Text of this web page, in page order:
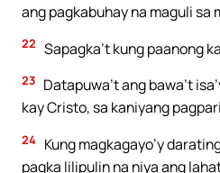
ang pagkabuhay na maguli sa
22 Sapagka’t kung paanong
23 Datapuwa’t ang bawa’t
kay Cristo, sa kaniyang
24 Kung magkagayo’y
pagka lilipulin na niya ang